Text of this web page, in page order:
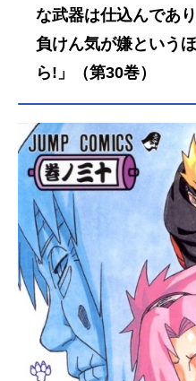
な武器は仕込んであ
負けん気が嫌という
ら!」（第30巻）